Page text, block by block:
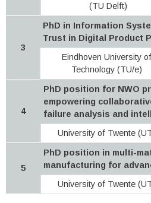
(TU Delft)
3
PhD in Information
Trust in Digital Product
Eindhoven University of
Technology (TU/e)
4
PhD position for NWO
empowering
failure analysis and
University of Twente
5
PhD position in multi-
manufacturing for
University of Twente